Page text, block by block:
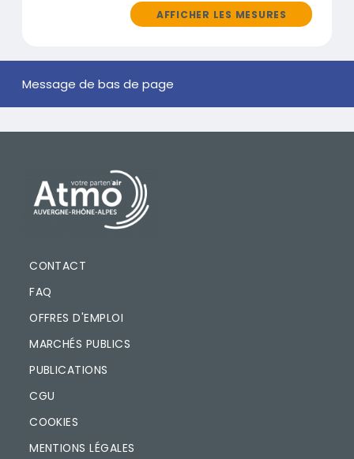
AFFICHER LES MESURES
Message
de
Message de bas de page
PIED DE PAGE
CONTACT
FAQ
OFFRES D'EMPLOI
MARCHÉS PUBLICS
PUBLICATIONS
CGU
COOKIES
MENTIONS LÉGALES